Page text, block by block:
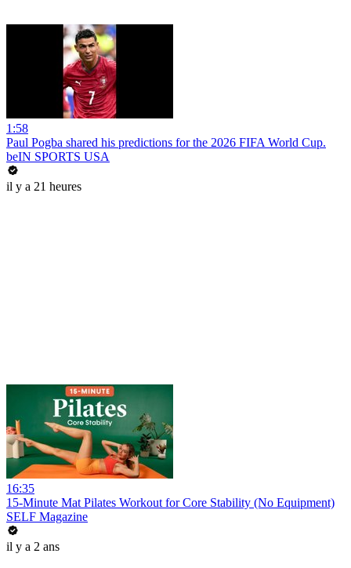
1:58
Paul Pogba shared his predictions for the 2026 FIFA World Cup.
beIN SPORTS USA
il y a 21 heures
16:35
15-Minute Mat Pilates Workout for Core Stability (No Equipment)
SELF Magazine
il y a 2 ans